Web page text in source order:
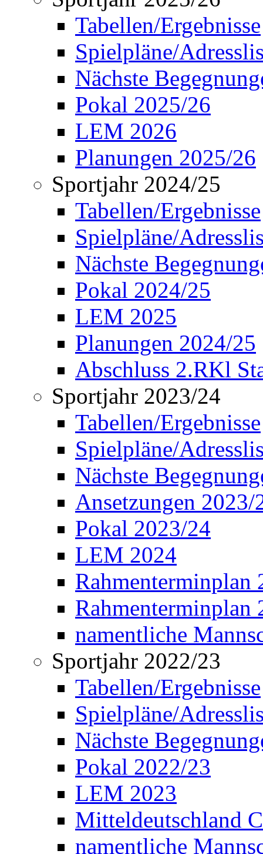
Tabellen/Ergebnisse
Spielpläne/
Nächste
Pokal 2025/26
LEM 2026
Planungen 2025/26
Sportjahr 2024/25
Tabellen/Ergebnisse
Spielpläne/
Nächste
Pokal 2024/25
LEM 2025
Planungen 2024/25
Abschluss 2.RKl
Sportjahr 2023/24
Tabellen/Ergebnisse
Spielpläne/
Nächste
Ansetzungen 2023/
Pokal 2023/24
LEM 2024
Rahmenterminplan
Rahmenterminplan
namentliche
Sportjahr 2022/23
Tabellen/Ergebnisse
Spielpläne/
Nächste
Pokal 2022/23
LEM 2023
Mitteldeutschland
namentliche